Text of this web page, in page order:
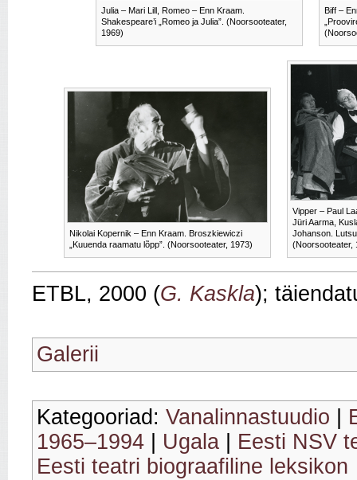
Julia – Mari Lill, Romeo – Enn Kraam.
Shakespeare’i „Romeo ja Julia”. (Noorsooteater,
1969)
Biff –
Nikolai Kopernik – Enn Kraam. Broszkiewiczi
„Kuuenda raamatu lõpp”. (Noorsooteater, 1973)
Vipper – Paul
Jüri Aarma,
Johanson.
(Noorsooteater,
ETBL, 2000 (G. Kaskla);
Galerii
Kategooriad: Vanalinnastuudio
1965–1994
Ugala
Eesti NSV
Eesti teatri biograafiline leksikon